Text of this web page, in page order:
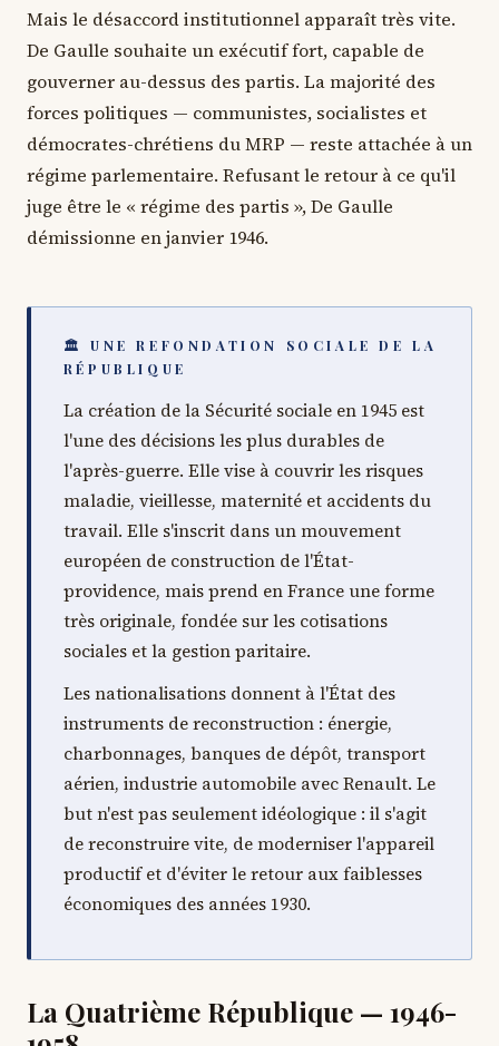
Mais le désaccord institutionnel apparaît très vite.
De Gaulle souhaite un exécutif fort, capable de
gouverner au-dessus des partis. La majorité des
forces politiques — communistes, socialistes et
démocrates-chrétiens du MRP — reste attachée à un
régime parlementaire. Refusant le retour à ce qu'il
juge être le « régime des partis », De Gaulle
démissionne en janvier 1946.
🏛 UNE REFONDATION SOCIALE DE LA
RÉPUBLIQUE
La création de la Sécurité sociale en 1945 est
l'une des décisions les plus durables de
l'après-guerre. Elle vise à couvrir les risques
maladie, vieillesse, maternité et accidents du
travail. Elle s'inscrit dans un mouvement
européen de construction de l'État-
providence, mais prend en France une forme
très originale, fondée sur les cotisations
sociales et la gestion paritaire.
Les nationalisations donnent à l'État des
instruments de reconstruction : énergie,
charbonnages, banques de dépôt, transport
aérien, industrie automobile avec Renault. Le
but n'est pas seulement idéologique : il s'agit
de reconstruire vite, de moderniser l'appareil
productif et d'éviter le retour aux faiblesses
économiques des années 1930.
La Quatrième République — 1946-